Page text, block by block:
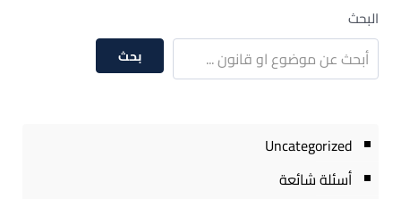
البحث
بحث
Uncategorized
أسئلة شائعة